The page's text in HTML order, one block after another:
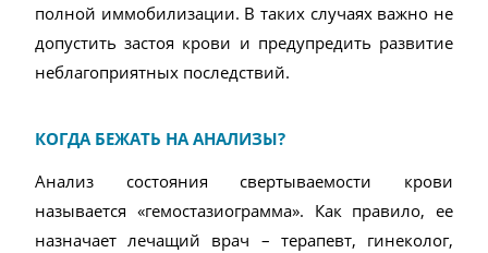
полной иммобилизации. В таких случаях важно не
допустить застоя крови и предупредить развитие
неблагоприятных последствий.
КОГДА БЕЖАТЬ НА АНАЛИЗЫ?
Анализ состояния свертываемости крови
называется «гемостазиограмма». Как правило, ее
назначает лечащий врач – терапевт, гинеколог,